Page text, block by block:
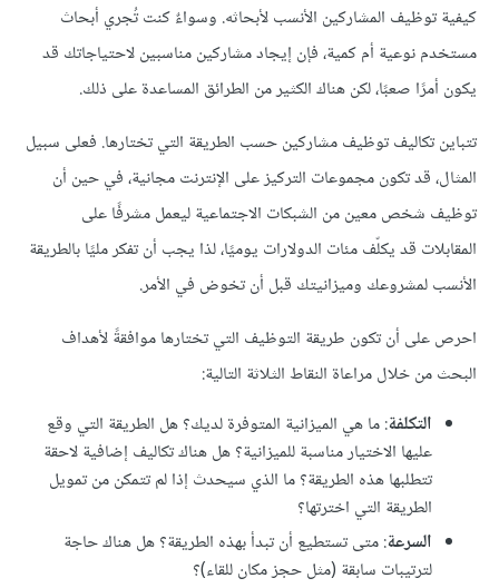
كيفية توظيف المشاركين الأنسب لأبحاثه. وسواءٌ كنت تُجري أبحاث
مستخدم نوعية أم كمية، فإن إيجاد مشاركين مناسبين لاحتياجاتك قد
يكون أمرًا صعبًا، لكن هناك الكثير من الطرائق المساعدة على ذلك.
تتباين تكاليف توظيف مشاركين حسب الطريقة التي تختارها. فعلى سبيل
المثال، قد تكون مجموعات التركيز على الإنترنت مجانية، في حين أن
توظيف شخص معين من الشبكات الاجتماعية ليعمل مشرفًا على
المقابلات قد يكلّف مئات الدولارات يوميًا، لذا يجب أن تفكر مليًا بالطريقة
الأنسب لمشروعك وميزانيتك قبل أن تخوض في الأمر.
احرص على أن تكون طريقة التوظيف التي تختارها موافقةً لأهداف
البحث من خلال مراعاة النقاط الثلاثة التالية:
التكلفة: ما هي الميزانية المتوفرة لديك؟ هل الطريقة التي وقع
عليها الاختيار مناسبة للميزانية؟ هل هناك تكاليف إضافية لاحقة
تتطلبها هذه الطريقة؟ ما الذي سيحدث إذا لم تتمكن من تمويل
الطريقة التي اخترتها؟
السرعة: متى تستطيع أن تبدأ بهذه الطريقة؟ هل هناك حاجة
لترتيبات سابقة (مثل حجز مكان للقاء)؟